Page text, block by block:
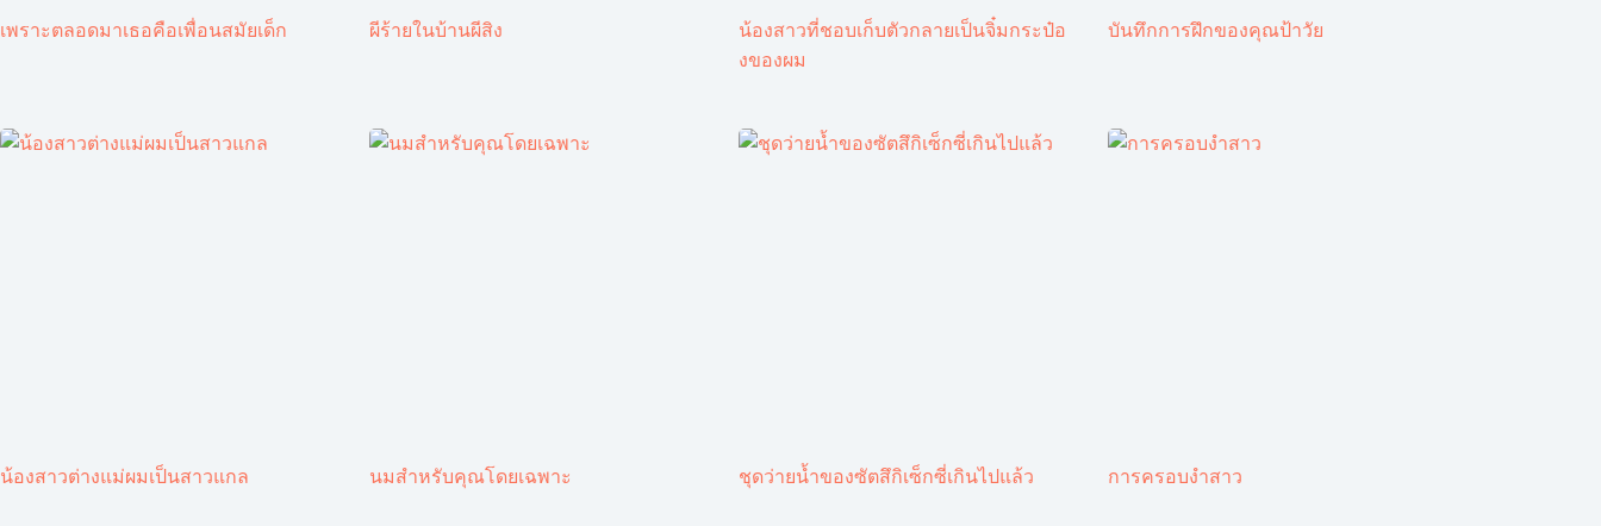
เพราะตลอดมาเธอคือเพื่อนสมัยเด็ก ผีร้ายในบ้านผีสิง
น้องสาวที่ชอบเก็บตัวกลายเป็นจิ๋มกระป๋อ
งของผม
บันทึกการฝึกของคุณป้าวัย
น้องสาวต่างแม่ผมเป็นสาวแกล นมสำหรับคุณโดยเฉพาะ ชุดว่ายน้ำของซัตสึกิเซ็กซี่เกินไปแล้ว การครอบงำสาว